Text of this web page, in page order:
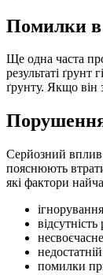
Помилки в
Ще одна часта
результаті
ґрунту. Якщо він
Порушення
Серйозний вплив
пояснюють
які фактори
помилки